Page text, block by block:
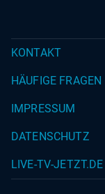
KONTAKT
HÄUFIGE FRAGEN
IMPRESSUM
DATENSCHUTZ
LIVE-TV-JETZT.DE